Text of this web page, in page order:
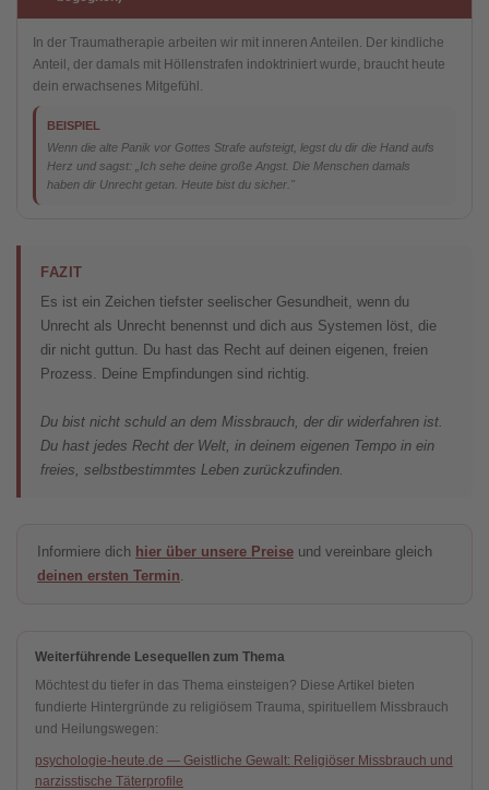
In der Traumatherapie arbeiten wir mit inneren Anteilen. Der kindliche
Anteil, der damals mit Höllenstrafen indoktriniert wurde, braucht heute
dein erwachsenes Mitgefühl.
BEISPIEL
Wenn die alte Panik vor Gottes Strafe aufsteigt, legst du dir die Hand aufs
Herz und sagst: „Ich sehe deine große Angst. Die Menschen damals
haben dir Unrecht getan. Heute bist du sicher."
FAZIT
Es ist ein Zeichen tiefster seelischer Gesundheit, wenn du
Unrecht als Unrecht benennst und dich aus Systemen löst, die
dir nicht guttun. Du hast das Recht auf deinen eigenen, freien
Prozess. Deine Empfindungen sind richtig.
Du bist nicht schuld an dem Missbrauch, der dir widerfahren ist.
Du hast jedes Recht der Welt, in deinem eigenen Tempo in ein
freies, selbstbestimmtes Leben zurückzufinden.
Informiere dich hier über unsere Preise und vereinbare gleich
deinen ersten Termin.
Weiterführende Lesequellen zum Thema
Möchtest du tiefer in das Thema einsteigen? Diese Artikel bieten
fundierte Hintergründe zu religiösem Trauma, spirituellem Missbrauch
und Heilungswegen:
psychologie-heute.de — Geistliche Gewalt: Religiöser Missbrauch und
narzisstische Täterprofile